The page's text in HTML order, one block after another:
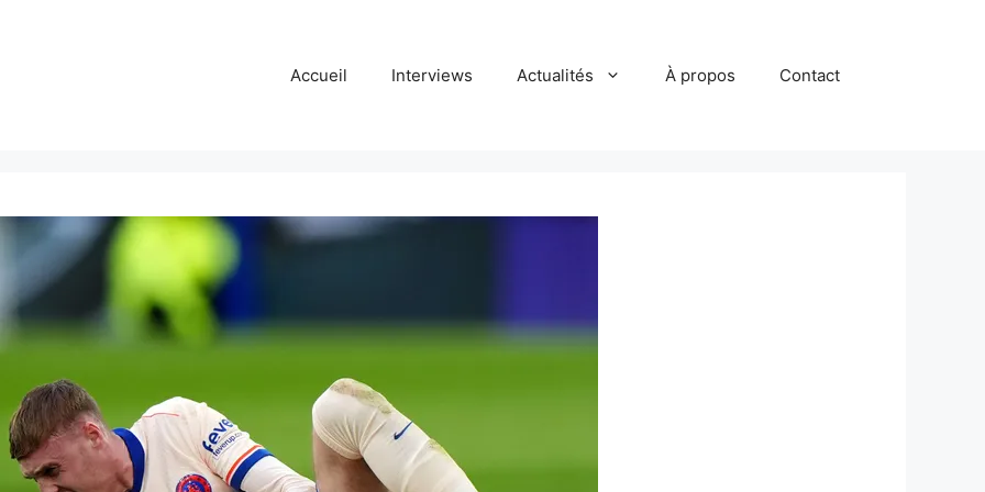
Accueil Interviews Actualités À propos Contact